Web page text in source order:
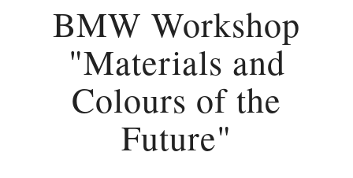
BMW Workshop
"Materials and
Colours of the
Future"